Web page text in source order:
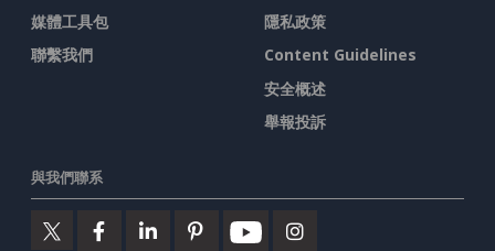
媒體工具包
聯繫我們
隱私政策
Content Guidelines
安全概述
舉報投訴
與我們聯系